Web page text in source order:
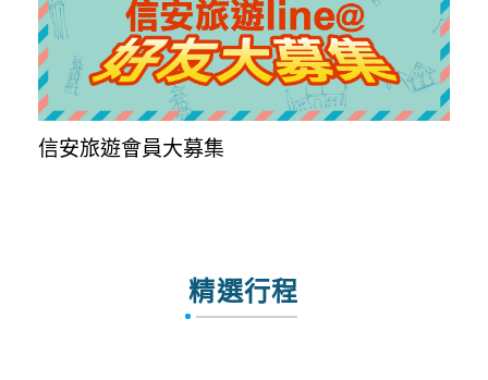
信安旅遊會員大募集
精選行程